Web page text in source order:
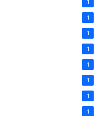
1
1
1
1
1
1
1
1